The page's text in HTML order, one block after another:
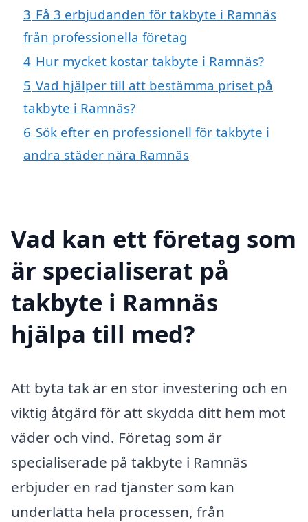
3 Få 3 erbjudanden för takbyte i Ramnäs
från professionella företag
4 Hur mycket kostar takbyte i Ramnäs?
5 Vad hjälper till att bestämma priset på
takbyte i Ramnäs?
6 Sök efter en professionell för takbyte i
andra städer nära Ramnäs
Vad kan ett företag som
är specialiserat på
takbyte i Ramnäs
hjälpa till med?
Att byta tak är en stor investering och en
viktig åtgärd för att skydda ditt hem mot
väder och vind. Företag som är
specialiserade på takbyte i Ramnäs
erbjuder en rad tjänster som kan
underlätta hela processen, från